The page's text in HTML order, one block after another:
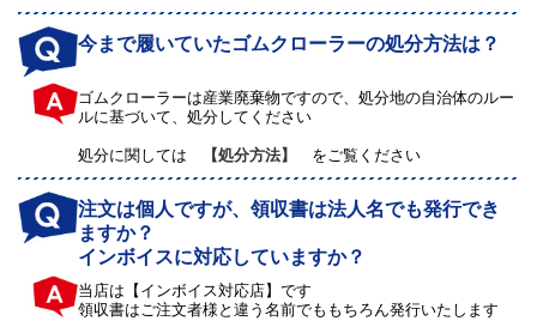
今まで履いていたゴムクローラーの処分方法は？
ゴムクローラーは産業廃棄物ですので、処分地の自治体のルー
ルに基づいて、処分してください
処分に関しては 【処分方法】 をご覧ください
注文は個人ですが、領収書は法人名でも発行でき
ますか？
インボイスに対応していますか？
当店は【インボイス対応店】です
領収書はご注文者様と違う名前でももちろん発行いたします